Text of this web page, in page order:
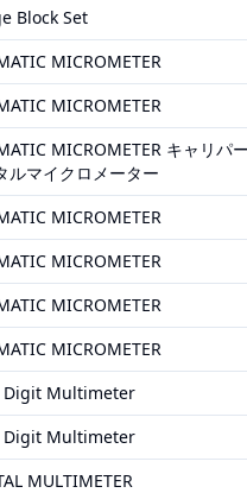
Block Set
MICROMETER
MICROMETER
MICROMETER キャリパ
ルマイクロメーター
MICROMETER
MICROMETER
MICROMETER
MICROMETER
Digit Multimeter
Digit Multimeter
MULTIMETER